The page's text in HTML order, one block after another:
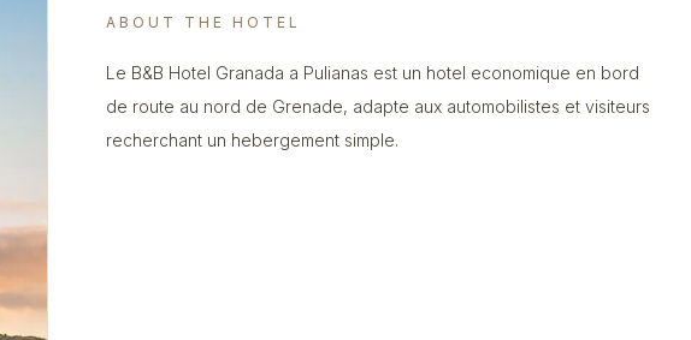
ABOUT THE HOTEL
Le B&B Hotel Granada a Pulianas est un hotel economique en bord
de route au nord de Grenade, adapte aux automobilistes et visiteurs
recherchant un hebergement simple.